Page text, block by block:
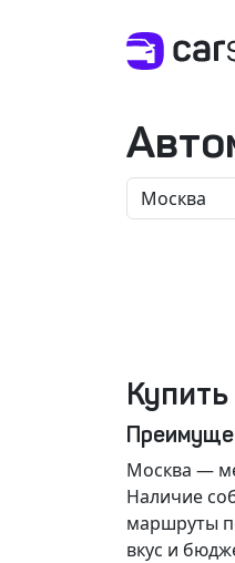
Москва —
Наличие
маршруты
вкус и